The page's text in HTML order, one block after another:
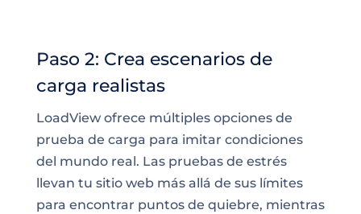
Paso 2: Crea escenarios de
carga realistas
LoadView ofrece múltiples opciones de
prueba de carga para imitar condiciones
del mundo real. Las pruebas de estrés
llevan tu sitio web más allá de sus límites
para encontrar puntos de quiebre, mientras